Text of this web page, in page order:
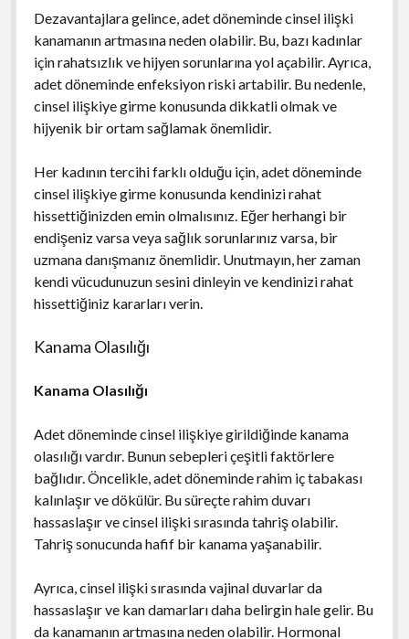
Dezavantajlara gelince, adet döneminde cinsel ilişki
kanamanın artmasına neden olabilir. Bu, bazı kadınlar
için rahatsızlık ve hijyen sorunlarına yol açabilir. Ayrıca,
adet döneminde enfeksiyon riski artabilir. Bu nedenle,
cinsel ilişkiye girme konusunda dikkatli olmak ve
hijyenik bir ortam sağlamak önemlidir.
Her kadının tercihi farklı olduğu için, adet döneminde
cinsel ilişkiye girme konusunda kendinizi rahat
hissettiğinizden emin olmalısınız. Eğer herhangi bir
endişeniz varsa veya sağlık sorunlarınız varsa, bir
uzmana danışmanız önemlidir. Unutmayın, her zaman
kendi vücudunuzun sesini dinleyin ve kendinizi rahat
hissettiğiniz kararları verin.
Kanama Olasılığı
Kanama Olasılığı
Adet döneminde cinsel ilişkiye girildiğinde kanama
olasılığı vardır. Bunun sebepleri çeşitli faktörlere
bağlıdır. Öncelikle, adet döneminde rahim iç tabakası
kalınlaşır ve dökülür. Bu süreçte rahim duvarı
hassaslaşır ve cinsel ilişki sırasında tahriş olabilir.
Tahriş sonucunda hafif bir kanama yaşanabilir.
Ayrıca, cinsel ilişki sırasında vajinal duvarlar da
hassaslaşır ve kan damarları daha belirgin hale gelir. Bu
da kanamanın artmasına neden olabilir. Hormonal